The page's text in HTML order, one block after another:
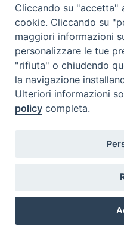
Cliccando su "accetta"
cookie. Cliccando su
maggiori informazioni
personalizzare le tue
"rifiuta" o chiudendo
la navigazione
Ulteriori informazioni
policy completa.